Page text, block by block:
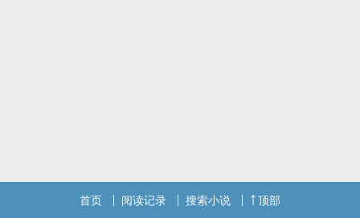
这不是爱，总有一天会消逝的。
所以她不想感情，她只搞钱。
首页 阅读记录 搜索小说 顶部